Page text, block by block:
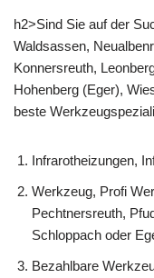
h2>Sind Sie auf der
Waldsassen,
Konnersreuth,
Hohenberg (Eger),
beste
Infrarotheizungen,
Werkzeug, Profi
Pechtnersreuth,
Schloppach oder
Bezahlbare